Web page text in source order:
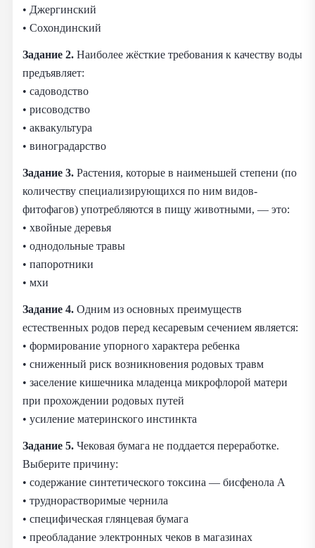
• Джергинский
• Сохондинский
Задание 2. Наиболее жёсткие требования к качеству воды
предъявляет:
• садоводство
• рисоводство
• аквакультура
• виноградарство
Задание 3. Растения, которые в наименьшей степени (по
количеству специализирующихся по ним видов-
фитофагов) употребляются в пищу животными, — это:
• хвойные деревья
• однодольные травы
• папоротники
• мхи
Задание 4. Одним из основных преимуществ
естественных родов перед кесаревым сечением является:
• формирование упорного характера ребенка
• сниженный риск возникновения родовых травм
• заселение кишечника младенца микрофлорой матери
при прохождении родовых путей
• усиление материнского инстинкта
Задание 5. Чековая бумага не поддается переработке.
Выберите причину:
• содержание синтетического токсина — бисфенола А
• труднорастворимые чернила
• специфическая глянцевая бумага
• преобладание электронных чеков в магазинах